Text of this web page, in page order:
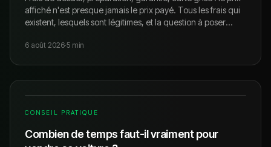
affiché n'est presque jamais le prix payé. Tous les frais qui
existent, lesquels sont légitimes, et la question à poser
6 août 2026·5 min
CONSEIL PRATIQUE
Combien de temps faut-il vraiment pour